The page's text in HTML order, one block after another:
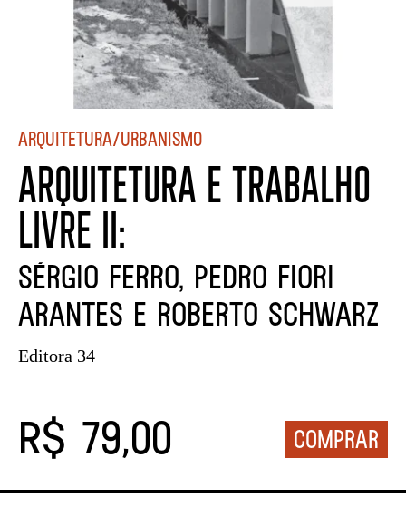
Arquitetura/Urbanismo
ARQUITETURA E TRABALHO
LIVRE II:
Sérgio Ferro, Pedro Fiori
Arantes e Roberto Schwarz
Editora 34
R$ 79,00